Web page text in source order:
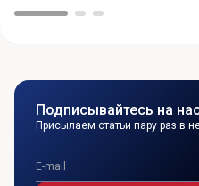
Подписывайтесь на
Присылаем статьи пару раз в